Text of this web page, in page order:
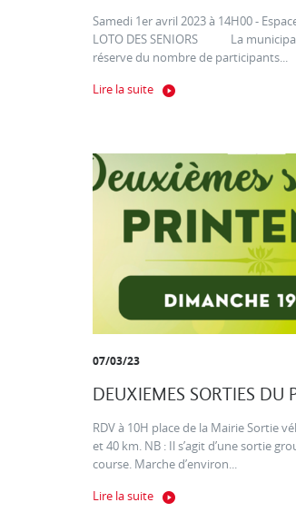
Samedi 1er avril 2023 à 14H00 -
LOTO DES SENIORS La
réserve du nombre de participants...
Lire la suite
07/03/23
DEUXIEMES SORTIES DU
RDV à 10H place de la Mairie Sortie
et 40 km. NB : Il s’agit d’une sortie
course. Marche d’environ...
Lire la suite